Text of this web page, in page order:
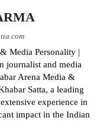
Media Personality |
journalist and media
Arena Media &
Satta, a leading
experience in
impact in the Indian